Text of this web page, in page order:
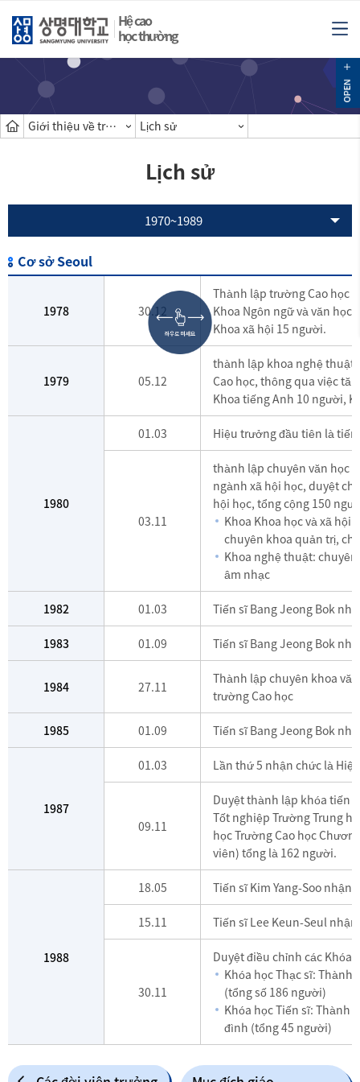
Hệ cao
học thường
Giới thiệu về trường cao học Lịch sử
Lịch sử
1970~1989
Cơ sở Seoul
1978 30.12
Thành lập trường Cao học
Khoa Ngôn ngữ và văn
Khoa xã hội 15 người.
1979 05.12
thành lập khoa nghệ thuật
Cao học, thông qua việc
Khoa tiếng Anh 10 người,
1980
01.03 Hiệu trưởng đầu tiên là tiến
03.11
thành lập chuyên văn học
ngành xã hội học, duyệt
hội học, tổng cộng 150
Khoa Khoa học và xã
chuyên khoa quản trị,
Khoa nghệ thuật:
âm nhạc
1982 01.03 Tiến sĩ Bang Jeong Bok
1983 01.09 Tiến sĩ Bang Jeong Bok
1984 27.11
Thành lập chuyên khoa
trường Cao học
1985 01.09 Tiến sĩ Bang Jeong Bok
1987
01.03 Lần thứ 5 nhận chức là
09.11
Duyệt thành lập khóa tiến
Tốt nghiệp Trường Trung
học Trường Cao học
viên) tổng là 162 người.
1988
18.05 Tiến sĩ Kim Yang-Soo nhận
15.11 Tiến sĩ Lee Keun-Seul
30.11
Duyệt điều chỉnh các Khóa
Khóa học Thạc sĩ:
(tổng số 186 người)
Khóa học Tiến sĩ: Thành
đình (tổng 45 người)